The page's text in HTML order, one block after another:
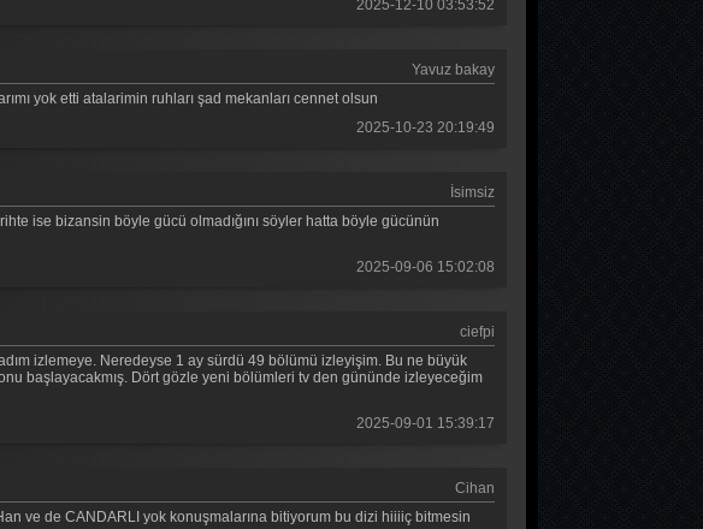
Mehmed Fetihler Sultanı 43. Bölüm
Mehmed Fetihler Sultanı 42. Bölüm
Mehmed Fetihler Sultanı 40. Bölüm
Mehmed Fetihler Sultanı 37. Bölüm
Mehmed Fetihler Sultanı 36. Bölüm
Mehmed Fetihler Sultanı 35. Bölüm
Mehmed Fetihler Sultanı 33. Bölüm
2025-12-10 03:53:52
Yavuz bakay
yok etti atalarimin ruhları şad mekanları cennet olsun
2025-10-23 20:19:49
İsimsiz
ise bizansin böyle gücü olmadığını söyler hatta böyle gücünün
2025-09-06 15:02:08
ciefpi
izlemeye. Neredeyse 1 ay sürdü 49 bölümü izleyişim. Bu ne büyük
başlayacakmış. Dört gözle yeni bölümleri tv den gününde izleyeceğim
2025-09-01 15:39:17
Cihan
ve de CANDARLI yok konuşmalarına bitiyorum bu dizi hiiiiç bitmesin